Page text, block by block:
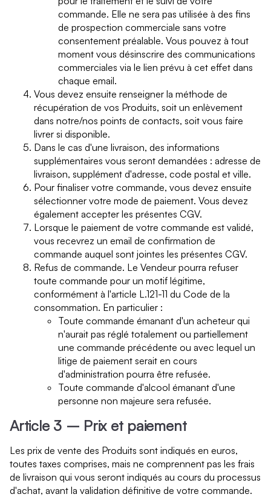
commande. Elle ne sera pas utilisée à des fins
de prospection commerciale sans votre
consentement préalable. Vous pouvez à tout
moment vous désinscrire des communications
commerciales via le lien prévu à cet effet dans
chaque email.
Vous devez ensuite renseigner la méthode de
récupération de vos Produits, soit un enlèvement
dans notre/nos points de contacts, soit vous faire
livrer si disponible.
Dans le cas d'une livraison, des informations
supplémentaires vous seront demandées : adresse de
livraison, supplément d'adresse, code postal et ville.
Pour finaliser votre commande, vous devez ensuite
sélectionner votre mode de paiement. Vous devez
également accepter les présentes CGV.
Lorsque le paiement de votre commande est validé,
vous recevrez un email de confirmation de
commande auquel sont jointes les présentes CGV.
Refus de commande. Le Vendeur pourra refuser
toute commande pour un motif légitime,
conformément à l'article L.121-11 du Code de la
consommation. En particulier :
Toute commande émanant d'un acheteur qui
n'aurait pas réglé totalement ou partiellement
une commande précédente ou avec lequel un
litige de paiement serait en cours
d'administration pourra être refusée.
Toute commande d'alcool émanant d'une
personne non majeure sera refusée.
Article 3 – Prix et paiement
Les prix de vente des Produits sont indiqués en euros,
toutes taxes comprises, mais ne comprennent pas les frais
de livraison qui vous seront indiqués au cours du processus
d'achat, avant la validation définitive de votre commande.